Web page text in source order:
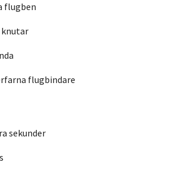
flugben
knutar
flugbindare
sekunder